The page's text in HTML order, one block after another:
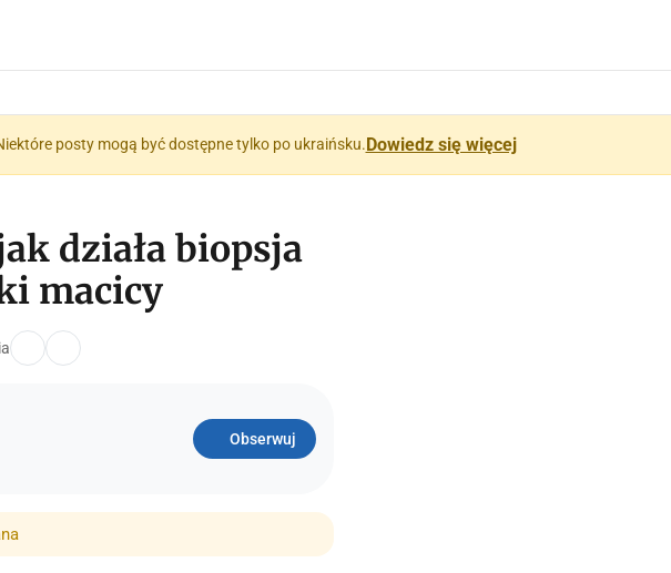
posty mogą być dostępne tylko po ukraińsku.Dowiedz się więcej
działa biopsja
macicy
Obserwuj